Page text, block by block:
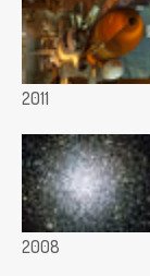
2011
2008